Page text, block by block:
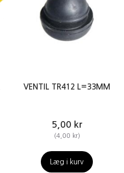
VENTIL TR412 L=33MM
5,00 kr
(4,00 kr)
Læg i kurv